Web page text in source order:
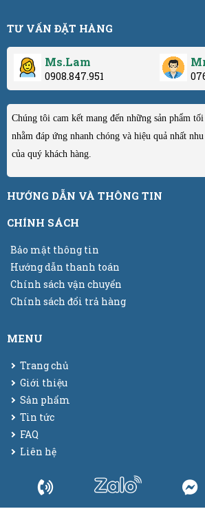
TƯ VẤN ĐẶT HÀNG
Ms.Lam
0908.847.951
Chúng tôi cam kết mang đến những sản phẩm
nhằm đáp ứng nhanh chóng và hiệu quả nhất
của quý khách hàng.
HƯỚNG DẪN VÀ THÔNG TIN
CHÍNH SÁCH
Bảo mật thông tin
Hướng dẫn thanh toán
Chính sách vận chuyển
Chính sách đổi trả hàng
MENU
Trang chủ
Giới thiệu
Sản phẩm
Tin tức
FAQ
Liên hệ
Bao bì màng co